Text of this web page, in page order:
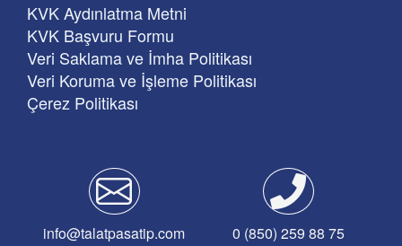
KVK Aydınlatma Metni
KVK Başvuru Formu
Veri Saklama ve İmha Politikası
Veri Koruma ve İşleme Politikası
Çerez Politikası
info@talatpasatip.com 0 (850) 259 88 75